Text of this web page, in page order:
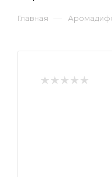
Главная —